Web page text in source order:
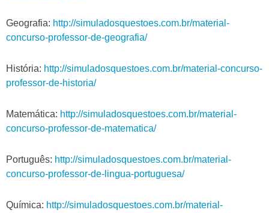
Geografia: http://simuladosquestoes.com.br/material-
concurso-professor-de-geografia/
História: http://simuladosquestoes.com.br/material-concurso-
professor-de-historia/
Matemática: http://simuladosquestoes.com.br/material-
concurso-professor-de-matematica/
Português: http://simuladosquestoes.com.br/material-
concurso-professor-de-lingua-portuguesa/
Química: http://simuladosquestoes.com.br/material-